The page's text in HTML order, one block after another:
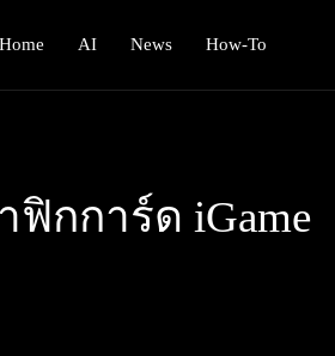
Home AI News How-To
ฟิกการ์ด iGame